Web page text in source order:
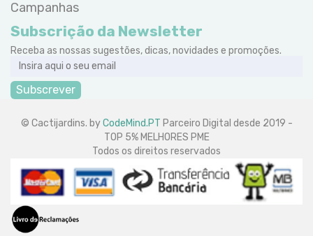
Campanhas
Subscrição da Newsletter
Receba as nossas sugestões, dicas, novidades e promoções.
Subscrever
© Cactijardins. byCodeMind.PT Parceiro Digital desde 2019 -
TOP 5% MELHORES PME
Todos os direitos reservados